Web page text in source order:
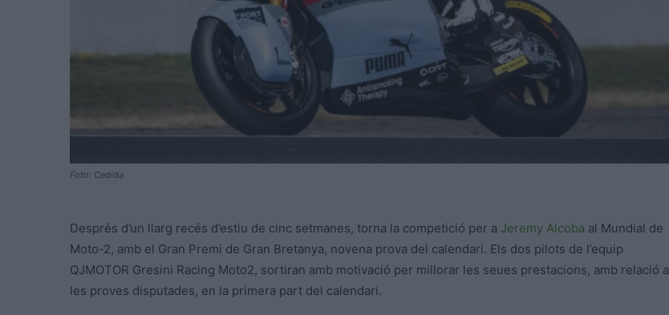
Foto: Cedida
Després d’un llarg recés d’estiu de cinc setmanes, torna la competició per a Jeremy Alcoba al Mundial de
Moto-2, amb el Gran Premi de Gran Bretanya, novena prova del calendari. Els dos pilots de l’equip
QJMOTOR Gresini Racing Moto2, sortiran amb motivació per millorar les seues prestacions, amb relació a
les proves disputades, en la primera part del calendari.